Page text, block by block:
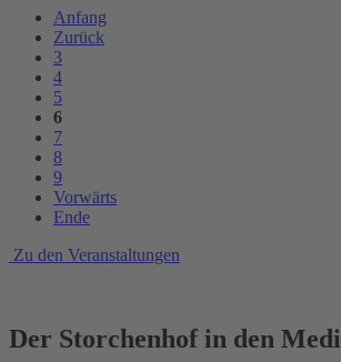
Anfang
Zurück
3
4
5
6
7
8
9
Vorwärts
Ende
Zu den Veranstaltungen
Der Storchenhof in den